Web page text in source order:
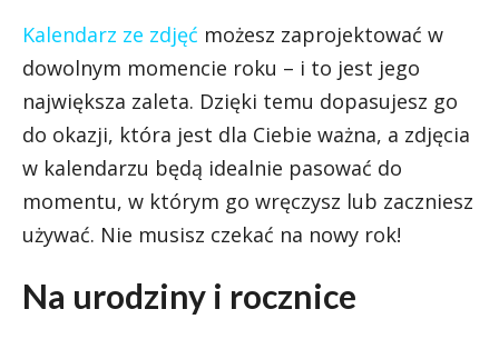
Kalendarz ze zdjęć możesz zaprojektować w
dowolnym momencie roku – i to jest jego
największa zaleta. Dzięki temu dopasujesz go
do okazji, która jest dla Ciebie ważna, a zdjęcia
w kalendarzu będą idealnie pasować do
momentu, w którym go wręczysz lub zaczniesz
używać. Nie musisz czekać na nowy rok!
Na urodziny i rocznice